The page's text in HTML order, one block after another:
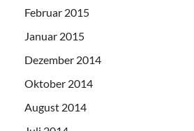
Februar 2015
Januar 2015
Dezember 2014
Oktober 2014
August 2014